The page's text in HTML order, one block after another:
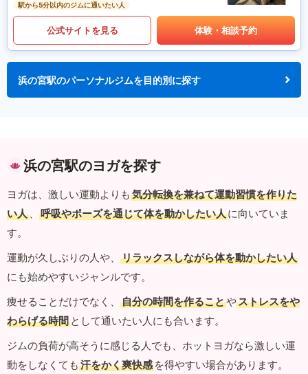
駅から5分以内のジムに通いたい人
公式サイトを見る 体験・相談予約
浜の宮駅のパーソナルジムを目的別に探す
浜の宮駅のヨガを探す
ヨガは、激しい運動よりも 気分転換を兼ねて運動習慣を作りた
い人 、 呼吸やポーズを通じて体を動かしたい人に向いていま
す。
運動が久しぶりの人や、
リラックスしながら体を動かしたい人
にも始めやすいジャンルです。
痩せることだけでなく、
自分の時間を作ることやストレスをや
わらげる時間 として通いたい人にも合います。
ジムの負荷が高そうに感じる人でも、ホットヨガなら激しい運
動をしなくても 汗をかく爽快感 を得やすい場合があります。